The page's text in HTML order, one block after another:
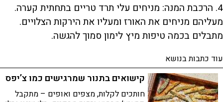
4. הרכבת המנה: מניחים עלי תרד טריים בתחתית קערה.
מעליהם מניחים את האורז ומעליו את הירקות הצלויים.
מתבלים בכמה טיפות מיץ לימון סמוך להגשה.
עוד כתבות בנושא
קישואים בתנור שמרגישים כמו צ’יפס
חותכים לקלות, מצפים ואופים – מתקבל